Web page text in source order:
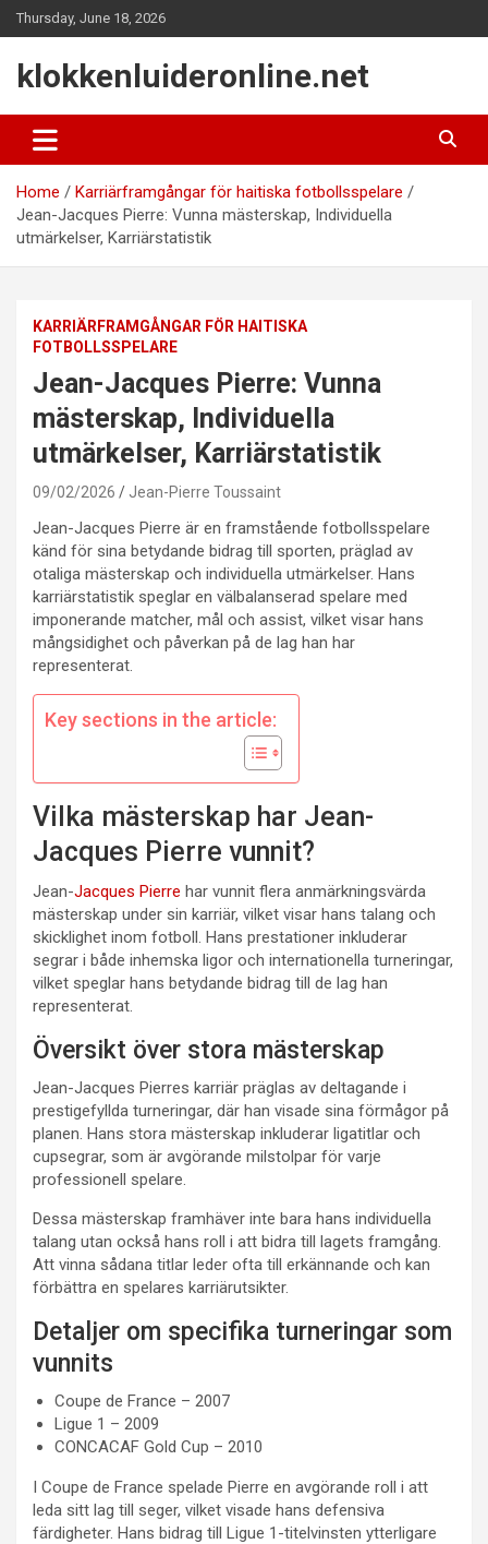
Skip
to
Thursday, June 18, 2026
klokkenluideronline.net
Home
Karriärframgångar för haitiska fotbollsspelare
Jean-Jacques Pierre: Vunna mästerskap, Individuella
utmärkelser, Karriärstatistik
KARRIÄRFRAMGÅNGAR FÖR HAITISKA
FOTBOLLSSPELARE
Jean-Jacques Pierre: Vunna
mästerskap, Individuella
utmärkelser, Karriärstatistik
09/02/2026 Jean-Pierre Toussaint
Jean-Jacques Pierre är en framstående fotbollsspelare
känd för sina betydande bidrag till sporten, präglad av
otaliga mästerskap och individuella utmärkelser. Hans
karriärstatistik speglar en välbalanserad spelare med
imponerande matcher, mål och assist, vilket visar hans
mångsidighet och påverkan på de lag han har
representerat.
Key sections in the article:
Vilka mästerskap har Jean-
Jacques Pierre vunnit?
Jean-Jacques Pierre har vunnit flera anmärkningsvärda
mästerskap under sin karriär, vilket visar hans talang och
skicklighet inom fotboll. Hans prestationer inkluderar
segrar i både inhemska ligor och internationella turneringar,
vilket speglar hans betydande bidrag till de lag han
representerat.
Översikt över stora mästerskap
Jean-Jacques Pierres karriär präglas av deltagande i
prestigefyllda turneringar, där han visade sina förmågor på
planen. Hans stora mästerskap inkluderar ligatitlar och
cupsegrar, som är avgörande milstolpar för varje
professionell spelare.
Dessa mästerskap framhäver inte bara hans individuella
talang utan också hans roll i att bidra till lagets framgång.
Att vinna sådana titlar leder ofta till erkännande och kan
förbättra en spelares karriärutsikter.
Detaljer om specifika turneringar som
vunnits
Coupe de France – 2007
Ligue 1 – 2009
CONCACAF Gold Cup – 2010
I Coupe de France spelade Pierre en avgörande roll i att
leda sitt lag till seger, vilket visade hans defensiva
färdigheter. Hans bidrag till Ligue 1-titelvinsten ytterligare